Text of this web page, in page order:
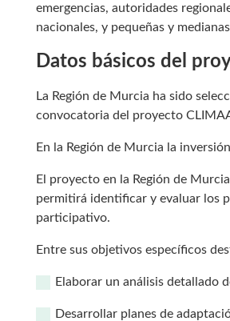
emergencias, autoridades
nacionales, y pequeñas y
Datos básicos del
La Región de Murcia ha sido
convocatoria del proyecto
En la Región de Murcia la
El proyecto en la Región de
permitirá identificar y evaluar los
participativo.
Entre sus objetivos específicos
Elaborar un análisis detallado
Desarrollar planes de